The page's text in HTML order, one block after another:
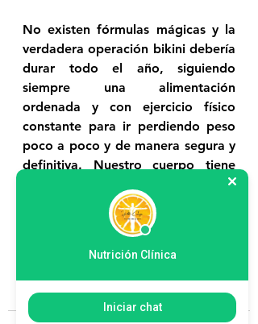
No existen fórmulas mágicas y la
verdadera operación bikini debería
durar todo el año, siguiendo
siempre una alimentación
ordenada y con ejercicio físico
constante para ir perdiendo peso
poco a poco y de manera segura y
definitiva. Nuestro cuerpo tiene
unos tiempos muy específicos para
asimilar los cambios, por ello
hemos de ser pacientes y
comprometidos con nuestros
#operacionbikini #salud
Nutrición Clínica
Iniciar chat